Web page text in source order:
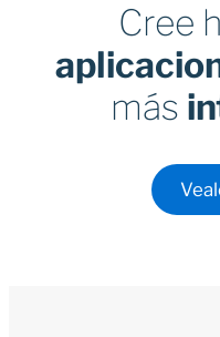
Cree
más